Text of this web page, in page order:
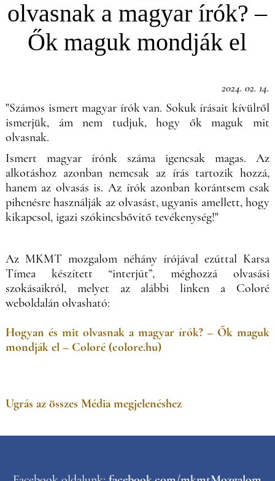
olvasnak a magyar írók? –
Ők maguk mondják el
2024. 02. 14.
"Számos ismert magyar írók van. Sokuk írásait kívülről
ismerjük, ám nem tudjuk, hogy ők maguk mit
olvasnak.
Ismert magyar írónk száma igencsak magas. Az
alkotáshoz azonban nemcsak az írás tartozik hozzá,
hanem az olvasás is. Az írók azonban korántsem csak
pihenésre használják az olvasást, ugyanis amellett, hogy
kikapcsol, igazi szókincsbővítő tevékenység!"
Az MKMT mozgalom néhány írójával ezúttal Karsa
Tímea készített “interjút”, méghozzá olvasási
szokásaikról, melyet az alábbi linken a Coloré
weboldalán olvasható:
Hogyan és mit olvasnak a magyar írók? – Ők maguk
mondják el – Coloré (colore.hu)
Ugrás az összes Média megjelenéshez